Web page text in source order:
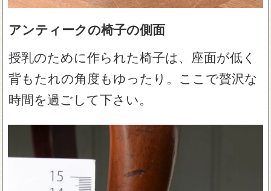
アンティークの椅子の側面
授乳のために作られた椅子は、座面が低く
背もたれの角度もゆったり。ここで贅沢な
時間を過ごして下さい。